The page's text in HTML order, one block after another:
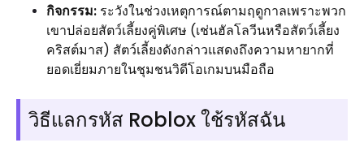
กิจกรรม: ระวังในช่วงเหตุการณ์ตามฤดูกาลเพราะพวก
เขาปล่อยสัตว์เลี้ยงคู่พิเศษ (เช่นฮัลโลวีนหรือสัตว์เลี้ยง
คริสต์มาส) สัตว์เลี้ยงดังกล่าวแสดงถึงความหายากที่
ยอดเยี่ยมภายในชุมชนวิดีโอเกมบนมือถือ
วิธีแลกรหัส Roblox ใช้รหัสฉัน